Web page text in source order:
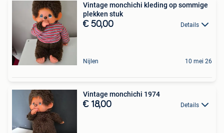
Vintage monchichi kleding op sommige
plekken stuk
€ 50,00 Details
Nijlen 10 mei 26
Vintage monchichi 1974
€ 18,00 Details